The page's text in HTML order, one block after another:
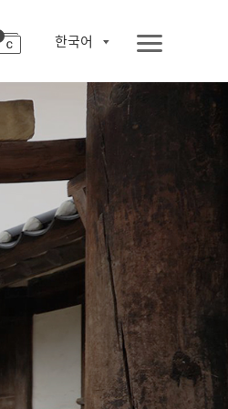
한국어